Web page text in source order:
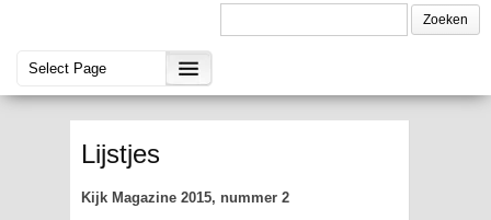
Lijstjes
Kijk Magazine 2015, nummer 2